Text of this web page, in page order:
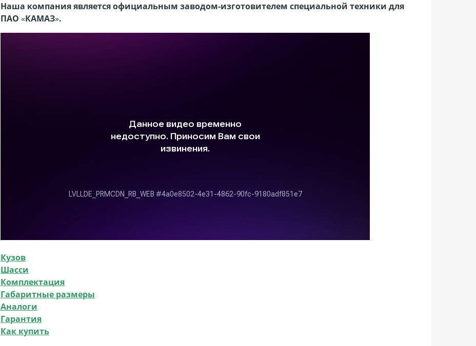
Наша компания является официальным заводом-изготовителем специальной техники для
ПАО «КАМАЗ».
Кузов
Шасси
Комплектация
Габаритные размеры
Аналоги
Гарантия
Как купить